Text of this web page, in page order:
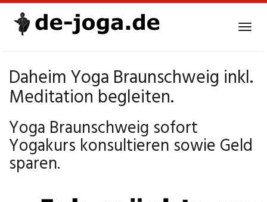
Daheim Yoga Braunschweig inkl.
Meditation begleiten.
Yoga Braunschweig sofort
Yogakurs konsultieren sowie Geld
sparen.